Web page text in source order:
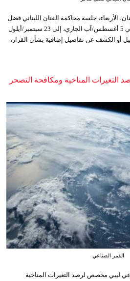
الأربعاء، جلسة محاكمة الفنان اللبناني فضل
شاكر، التي كانت مقرر عقدها في 5 أغسطس/آب الجاري، إلى 23 سبتمبر/أيلول
أو الكشف عن تفاصيل إضافية بشأن القرار،
التغيرات المناخية ومكافحة التصحر
القمر الصناعي
ليبي مخصص لرصد التغيرات المناخية